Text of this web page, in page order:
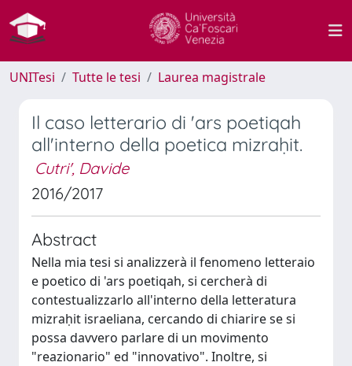
UNITesi Tutte le tesi Laurea magistrale
Il caso letterario di 'ars poetiqah
all'interno della poetica mizraḥit.
Cutri', Davide
2016/2017
Abstract
Nella mia tesi si analizzerà il fenomeno letteraio
e poetico di 'ars poetiqah, si cercherà di
contestualizzarlo all'interno della letteratura
mizraḥit israeliana, cercando di chiarire se si
possa davvero parlare di un movimento
"reazionario" ed "innovativo". Inoltre, si